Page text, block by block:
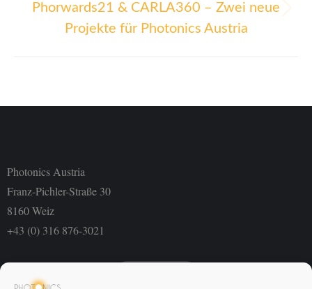
Phorwards21 & CARLA360 – Zwei neue
Projekte für Photonics Austria
Photonics Austria
Franz-Pichler-Straße 30
8160 Weiz
+43 (0) 316 876-3021